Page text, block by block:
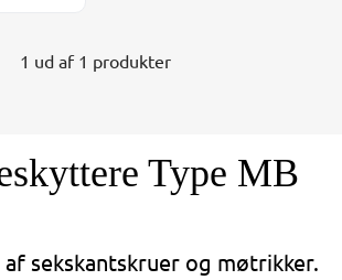
1 ud af 1 produkter
Type MB
sekskantskruer og møtrikker.